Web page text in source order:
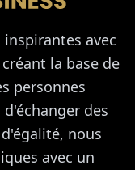
avec
la base de
personnes
des
nous
avec un